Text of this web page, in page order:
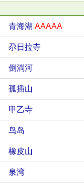
青海湖 AAAAA
尕日拉寺
倒淌河
孤插山
甲乙寺
鸟岛
橡皮山
泉湾